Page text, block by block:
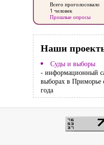
Всего проголосовало
1 человек
Прошлые опросы
Наши
Суды и выборы
- информационный
выборах в Приморье
года